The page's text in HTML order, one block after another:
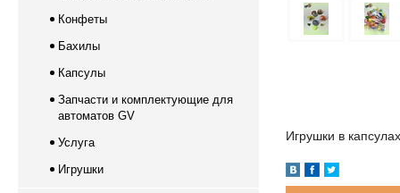
Игрушки в
Конфеты
Бахилы
Капсулы
Запчасти и комплектующие для
автоматов GV
Услуга
Игрушки